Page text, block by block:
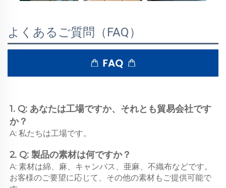
よくあるご質問（FAQ）
1. Q: あなたは工場ですか、それとも貿易会社です
か？
A: 私たちは工場です。
2. Q: 製品の素材は何ですか？
A: 素材は綿、麻、キャンバス、亜麻、不織布などです。
お客様のご要望に応じて、その他の素材もご提供可能で